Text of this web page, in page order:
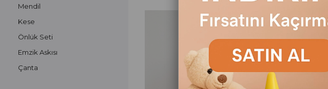
Mendil
Kese
Önlük Seti
Emzik Askısı
Çanta